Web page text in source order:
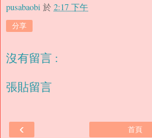
pusabaobi 於 2:17 下午
分享
沒有留言 :
張貼留言
‹ 首頁